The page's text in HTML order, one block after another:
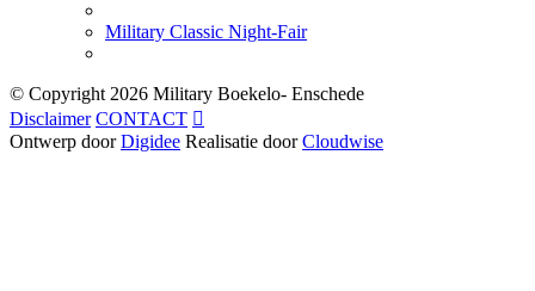
Military Classic Night-Fair
© Copyright 2026 Military Boekelo- Enschede
Disclaimer CONTACT 
Ontwerp doorDigidee Realisatie doorCloudwise